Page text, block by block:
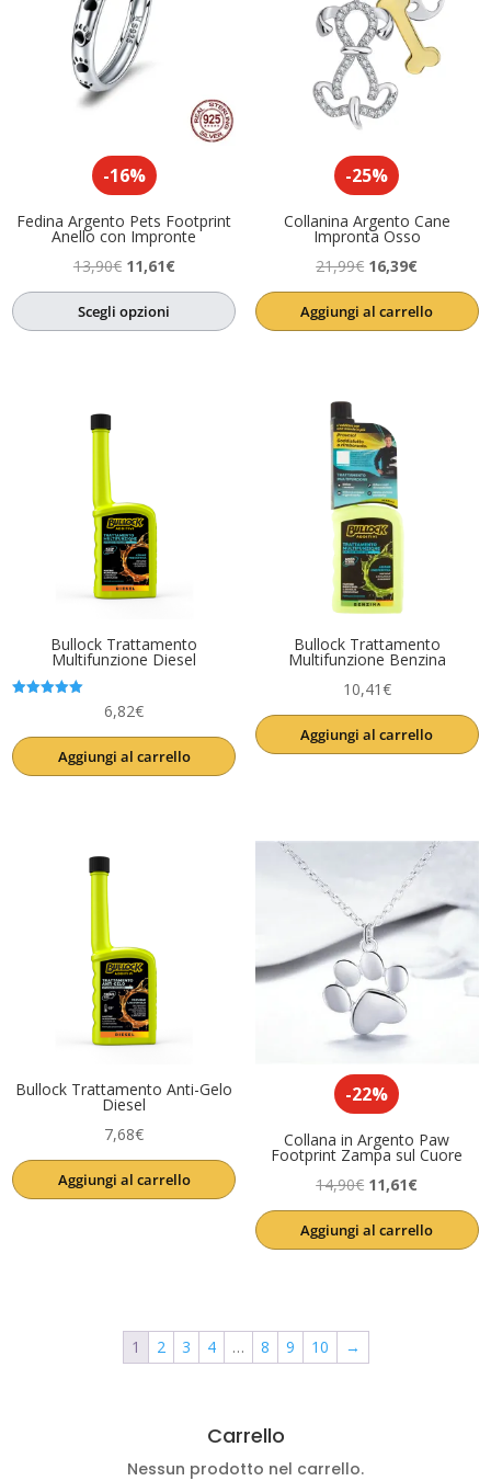
-16%
Fedina Argento Pets Footprint
Anello con Impronte
13,90€ Il
prezzo
originale
11,61€Il
prezzo
Scegli opzioni
-25%
Collanina Argento Cane
Impronta Osso
21,99€ Il
prezzo
originale
16,39€Il
prezzo
attuale
Aggiungi al carrello
Bullock Trattamento
Multifunzione Diesel
6,82€
Aggiungi al carrello
Bullock Trattamento
Multifunzione Benzina
10,41€
Aggiungi al carrello
Bullock Trattamento Anti-Gelo
Diesel
7,68€
Aggiungi al carrello
-22%
Collana in Argento Paw
Footprint Zampa sul Cuore
14,90€ Il
prezzo
originale
11,61€Il
prezzo
attuale
Aggiungi al carrello
1 2 3 4 … 8 9 10 →
Carrello
Nessun prodotto nel carrello.